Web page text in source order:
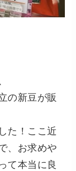
の新豆が販
た！ここ近
、お求めや
て本当に良